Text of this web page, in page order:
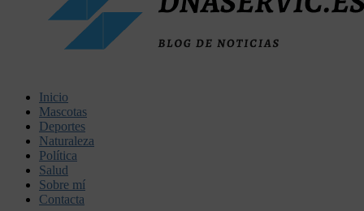
dnaservic.es
Inicio
Mascotas
Deportes
Naturaleza
Política
Salud
Sobre mí
Contacta